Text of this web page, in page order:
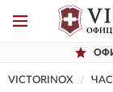
VICTORINOX